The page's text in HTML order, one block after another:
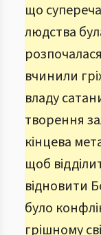
що
людства
вчинили
владу
творення
кінцева
щоб
відновити
було
грішному